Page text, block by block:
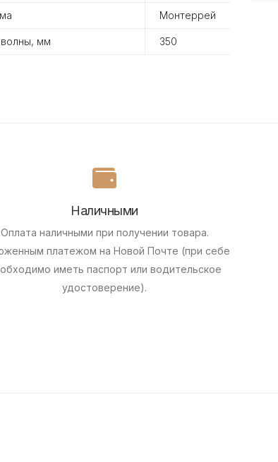
Монтеррей
мм 350
Наличными
Оплата наличными при получении товара.
платежом на Новой Почте (при себе
иметь паспорт или водительское
удостоверение).